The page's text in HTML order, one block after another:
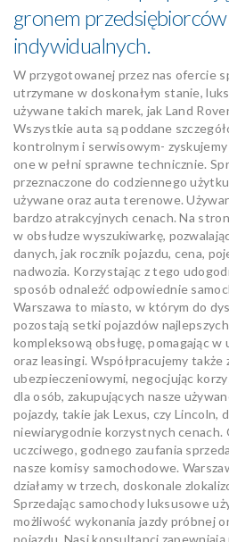
gronem
indywidualnych.
W przygotowanej przez nas ofercie
utrzymane w doskonałym stanie,
używane takich marek, jak Land
Wszystkie auta są poddane
kontrolnym i serwisowym-
one w pełni sprawne technicznie.
przeznaczone do codziennego
używane oraz auta terenowe.
bardzo atrakcyjnych cenach. Na
w obsłudze wyszukiwarkę,
danych, jak rocznik pojazdu, cena,
nadwozia. Korzystając z tego
sposób odnaleźć odpowiednie
Warszawa to miasto, w którym do
pozostają setki pojazdów
kompleksową obsługę, pomagając
oraz leasingi. Współpracujemy także
ubezpieczeniowymi, negocjując
dla osób, zakupujących nasze
pojazdy, takie jak Lexus, czy Lincoln,
niewiarygodnie korzystnych cenach.
uczciwego, godnego zaufania
nasze komisy samochodowe.
działamy w trzech, doskonale
Sprzedając samochody luksusowe
możliwość wykonania jazdy próbnej
pojazdu. Nasi konsultanci